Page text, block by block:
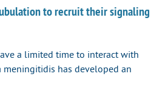
to recruit their signaling
a limited time to interact with
meningitidis has developed an